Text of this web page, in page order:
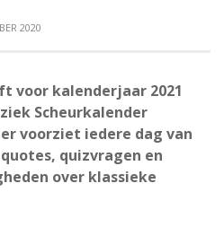
2020
voor kalenderjaar 2021
Scheurkalender
voorziet iedere dag van
quizvragen en
over klassieke